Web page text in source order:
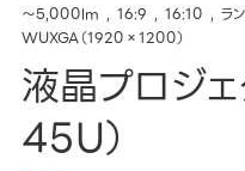
～5,000lm 16:9 16:10 ラ
WUXGA（1920×1200）
液晶プロジ
45U）